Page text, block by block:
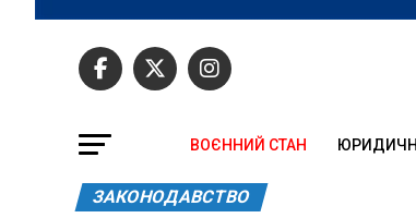
ВОЄННИЙ СТАН
ЗАКОНОДАВСТВО